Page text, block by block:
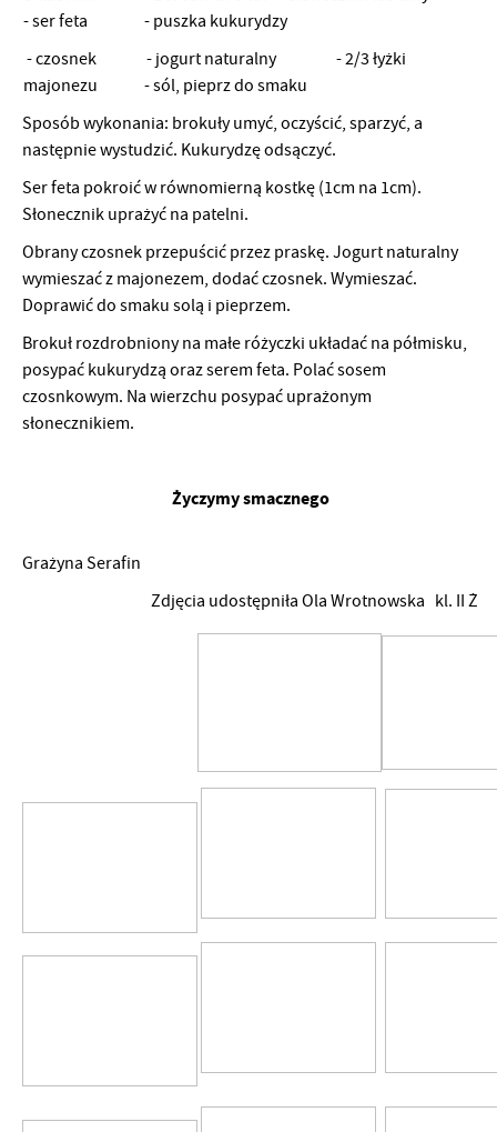
- ser feta - puszka kukurydzy
- czosnek - jogurt naturalny - 2/3 łyżki
majonezu - sól, pieprz do smaku
Sposób wykonania: brokuły umyć, oczyścić, sparzyć, a
następnie wystudzić. Kukurydzę odsączyć.
Ser feta pokroić w równomierną kostkę (1cm na 1cm).
Słonecznik uprażyć na patelni.
Obrany czosnek przepuścić przez praskę. Jogurt naturalny
wymieszać z majonezem, dodać czosnek. Wymieszać.
Doprawić do smaku solą i pieprzem.
Brokuł rozdrobniony na małe różyczki układać na półmisku,
posypać kukurydzą oraz serem feta. Polać sosem
czosnkowym. Na wierzchu posypać uprażonym
słonecznikiem.
Życzymy smacznego
Grażyna Serafin
Zdjęcia udostępniła Ola Wrotnowska kl. II Ż